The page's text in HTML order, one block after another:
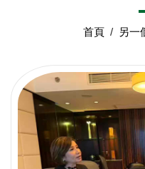
首頁 / 另一